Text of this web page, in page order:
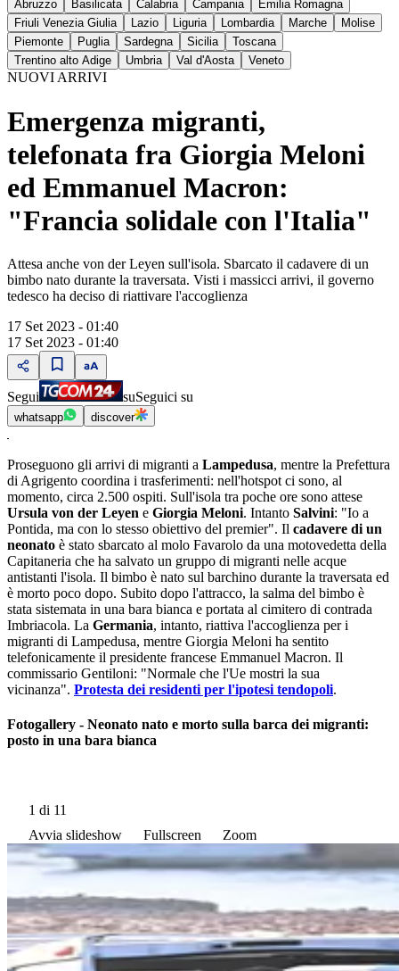
Abruzzo Basilicata Calabria Campania
Emilia Romagna
Friuli Venezia Giulia
Lazio Liguria Lombardia Marche
Molise
Piemonte
Puglia Sardegna Sicilia
Toscana
Trentino alto Adige
Umbria Val d'Aosta Veneto
NUOVI ARRIVI
Emergenza migranti,
telefonata fra Giorgia Meloni
ed Emmanuel Macron:
"Francia solidale con l'Italia"
Attesa anche von der Leyen sull'isola. Sbarcato il cadavere di un
bimbo nato durante la traversata. Visti i massicci arrivi, il governo
tedesco ha deciso di riattivare l'accoglienza
17 Set 2023 - 01:40
17 Set 2023 - 01:40
Segui suSeguici su
whatsapp discover
Proseguono gli arrivi di migranti a Lampedusa, mentre la Prefettura
di Agrigento coordina i trasferimenti: nell'hotspot ci sono, al
momento, circa 2.500 ospiti. Sull'isola tra poche ore sono attese
Ursula von der Leyen e Giorgia Meloni. Intanto Salvini: "Io a
Pontida, ma con lo stesso obiettivo del premier". Il cadavere di un
neonato è stato sbarcato al molo Favarolo da una motovedetta della
Capitaneria che ha salvato un gruppo di migranti nelle acque
antistanti l'isola. Il bimbo è nato sul barchino durante la traversata ed
è morto poco dopo. Subito dopo l'attracco, la salma del bimbo è
stata sistemata in una bara bianca e portata al cimitero di contrada
Imbriacola. La Germania, intanto, riattiva l'accoglienza per i
migranti di Lampedusa, mentre Giorgia Meloni ha sentito
telefonicamente il presidente francese Emmanuel Macron. Il
commissario Gentiloni: "Normale che l'Ue mostri la sua
vicinanza". Protesta dei residenti per l'ipotesi tendopoli.
Fotogallery - Neonato nato e morto sulla barca dei migranti:
posto in una bara bianca
1 di 11
Avvia slideshow
Fullscreen Zoom